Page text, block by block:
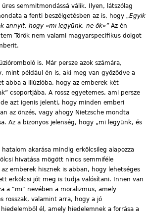
semmitmondássá válik. Ilyen, látszólag
a fenti beszélgetésben az is, hogy „Egyik
annyit, hogy »mi legyünk, ne ők«” Az én
Török nem valami magyarspecifikus dolgot
is. Már persze azok számára,
mint például én is, aki meg van győződve a
abba a illúzióba, hogy az emberek két
csoportjába. A rossz egyetemes, ami persze
azt igenis jelenti, hogy minden emberi
az önzés, vagy ahogy Nietzsche mondta
Az a bizonyos jelenség, hogy „mi legyünk, és
akarása mindig erkölcsileg alapozza
hivatása mögött nincs semmiféle
emberek hisznek is abban, hogy lehetséges
erkölcsi jót meg is tudja valósítani. Innen van
a "mi" nevében a moralizmus, amely
rosszak, valamint arra, hogy a jó
él, amely hiedelemnek a forrása a